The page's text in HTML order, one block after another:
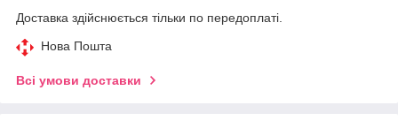
Доставка здійснюється тільки по передоплаті.
Нова Пошта
Всі умови доставки